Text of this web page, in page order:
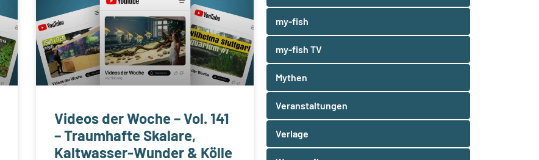
Videos der Woche – Vol. 141
– Traumhafte Skalare,
Kaltwasser-Wunder & Kölle
my-fish
my-fish TV
Mythen
Veranstaltungen
Verlage